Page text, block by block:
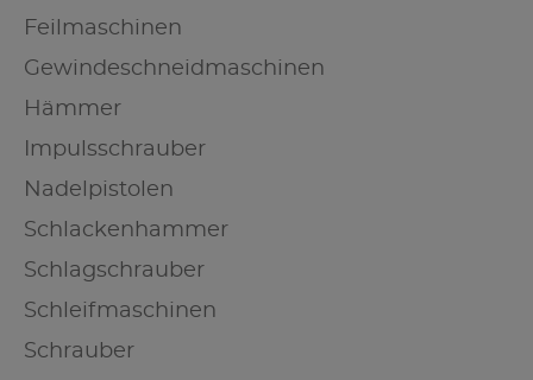
Feilmaschinen
Gewindeschneidmaschinen
Hämmer
Impulsschrauber
Nadelpistolen
Schlackenhammer
Schlagschrauber
Schleifmaschinen
Schrauber